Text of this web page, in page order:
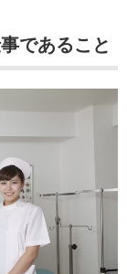
であること